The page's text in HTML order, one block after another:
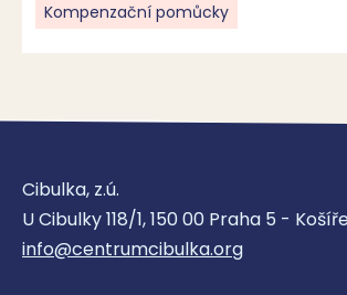
Kompenzační pomůcky
Cibulka, z.ú.
U Cibulky 118/1, 150 00 Praha 5 -
info@centrumcibulka.org